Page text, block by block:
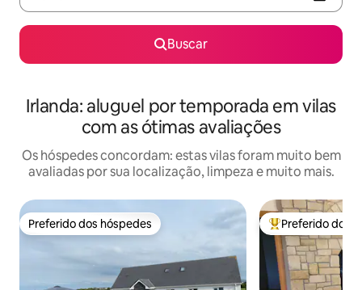
Buscar
Irlanda: aluguel por temporada em vilas
com as ótimas avaliações
Os hóspedes concordam: estas vilas foram muito bem
avaliadas por sua localização, limpeza e muito mais.
Preferido dos hóspedes
Preferido dos hóspedes Entre os
Preferido dos